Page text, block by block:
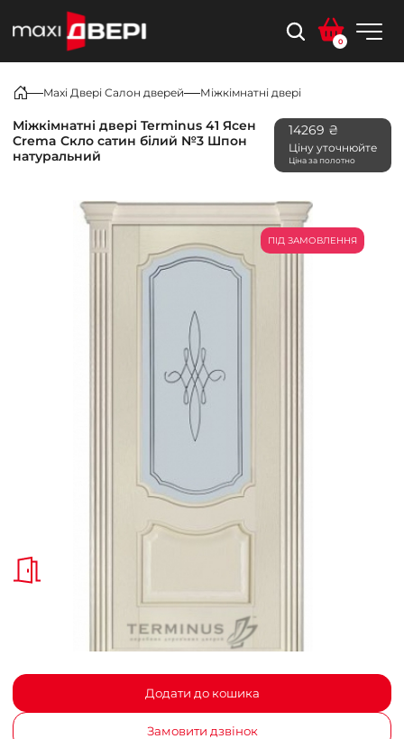
0
Maxi Двері Салон дверей Міжкімнатні двері
Міжкімнатні двері Terminus 41 Ясен
Crema Скло сатин білий №3 Шпон
натуральний
14269 ₴
Ціну уточнюйте
Ціна за полотно
ПІД ЗАМОВЛЕННЯ
Додати до кошика
Замовити дзвінок